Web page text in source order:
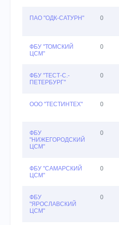
ПАО "ОДК-САТУРН" 0
ФБУ "ТОМСКИЙ
ЦСМ"
0
ФБУ "ТЕСТ-С.-
ПЕТЕРБУРГ"
0
ООО "ТЕСТИНТЕХ" 0
ФБУ
"НИЖЕГОРОДСКИЙ
ЦСМ"
0
ФБУ "САМАРСКИЙ
ЦСМ"
0
ФБУ
"ЯРОСЛАВСКИЙ
ЦСМ"
0